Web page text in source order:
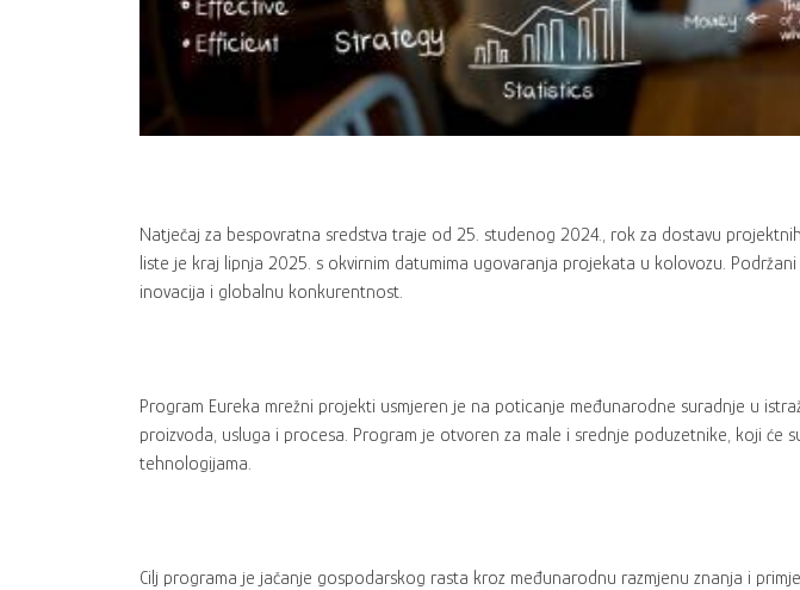
Natječaj za bespovratna sredstva traje od 25. studenog 2024., rok za dostavu
liste je kraj lipnja 2025. s okvirnim datumima ugovaranja projekata u kolovozu.
inovacija i globalnu konkurentnost.
Program Eureka mrežni projekti usmjeren je na poticanje međunarodne suradnje u
proizvoda, usluga i procesa. Program je otvoren za male i srednje poduzetnike, koji će
tehnologijama.
Cilj programa je jačanje gospodarskog rasta kroz međunarodnu razmjenu znanja i